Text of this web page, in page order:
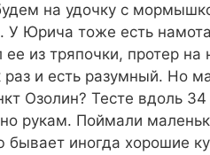
на удочку с
Юрича тоже есть
из тряпочки, протер на
и есть разумный. Но
Озолин? Тесте вдоль
рукам. Поймали
иногда хорошие